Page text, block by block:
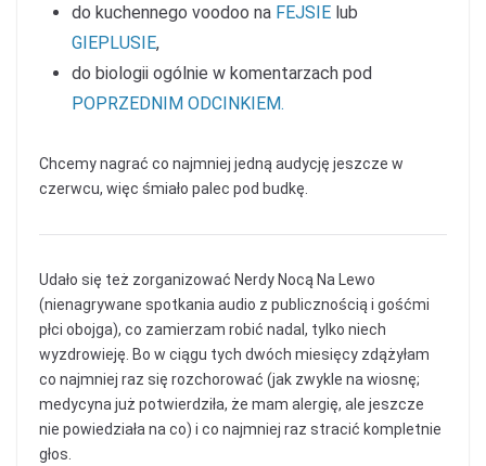
do kuchennego voodoo na FEJSIE lub
GIEPLUSIE,
do biologii ogólnie w komentarzach pod
POPRZEDNIM ODCINKIEM.
Chcemy nagrać co najmniej jedną audycję jeszcze w
czerwcu, więc śmiało palec pod budkę.
Udało się też zorganizować Nerdy Nocą Na Lewo
(nienagrywane spotkania audio z publicznością i gośćmi
płci obojga), co zamierzam robić nadal, tylko niech
wyzdrowieję. Bo w ciągu tych dwóch miesięcy zdążyłam
co najmniej raz się rozchorować (jak zwykle na wiosnę;
medycyna już potwierdziła, że mam alergię, ale jeszcze
nie powiedziała na co) i co najmniej raz stracić kompletnie
głos.